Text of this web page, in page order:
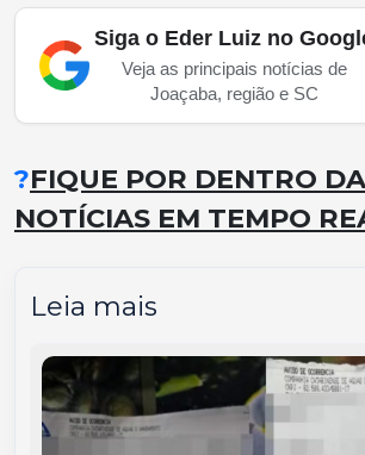
Siga o Eder Luiz no
Veja as principais notícias de
Joaçaba, região e SC
?FIQUE POR DENTRO
NOTÍCIAS EM TEMPO
Leia mais